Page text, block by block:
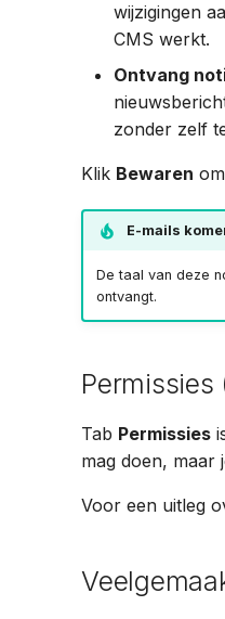
wijzigingen
CMS werkt.
Ontvang
zonder zelf
Klik Bewaren
E-mails
De taal van deze
ontvangt.
Permissies
Tab Permissies
mag doen, maar
Voor een uitleg